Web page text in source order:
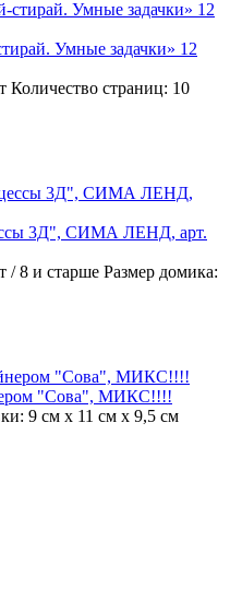
Умные задачки» 12
Количество страниц: 10
3Д", СИМА ЛЕНД, арт.
/ 8 и старше Размер домика:
"Сова", МИКС!!!!
9 см х 11 см х 9,5 см